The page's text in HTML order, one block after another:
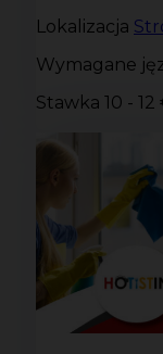
Lokalizacja
Wymagane
Stawka 10 - 12